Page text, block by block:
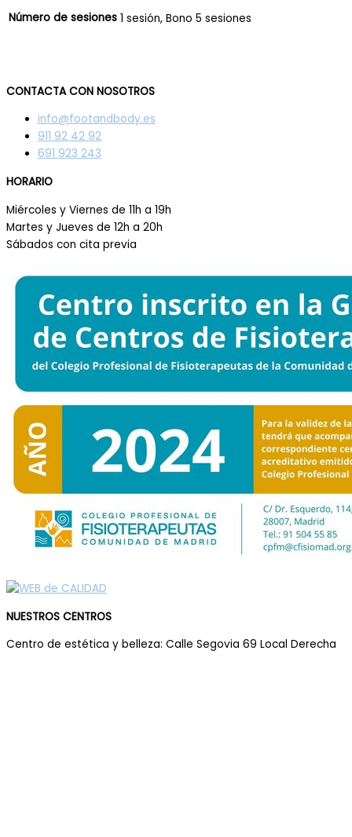
Número de sesiones 1 sesión, Bono 5 sesiones
CONTACTA CON NOSOTROS
info@footandbody.es
911 92 42 92
691 923 243
HORARIO
Miércoles y Viernes de 11h a 19h
Martes y Jueves de 12h a 20h
Sábados con cita previa
NUESTROS CENTROS
Centro de estética y belleza: Calle Segovia 69 Local Derecha